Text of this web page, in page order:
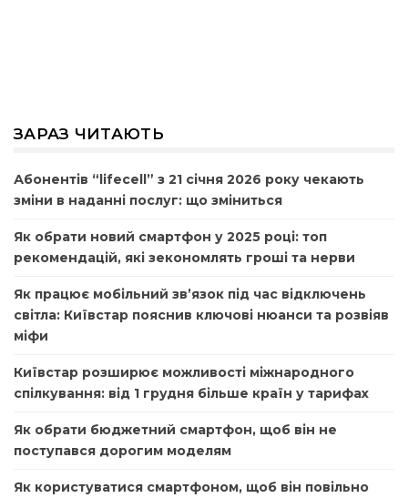
ЗАРАЗ ЧИТАЮТЬ
Абонентів “lifecell” з 21 січня 2026 року чекають
зміни в наданні послуг: що зміниться
Як обрати новий смартфон у 2025 році: топ
рекомендацій, які зекономлять гроші та нерви
Як працює мобільний зв’язок під час відключень
світла: Київстар пояснив ключові нюанси та розвіяв
міфи
Київстар розширює можливості міжнародного
спілкування: від 1 грудня більше країн у тарифах
Як обрати бюджетний смартфон, щоб він не
поступався дорогим моделям
Як користуватися смартфоном, щоб він повільно